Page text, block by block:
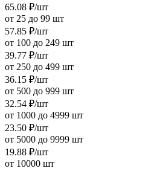
65.08 ₽/шт
от 25 до 99 шт
57.85 ₽/шт
от 100 до 249 шт
39.77 ₽/шт
от 250 до 499 шт
36.15 ₽/шт
от 500 до 999 шт
32.54 ₽/шт
от 1000 до 4999 шт
23.50 ₽/шт
от 5000 до 9999 шт
19.88 ₽/шт
от 10000 шт